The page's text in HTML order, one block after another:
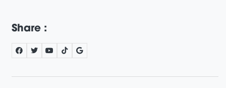
Share :